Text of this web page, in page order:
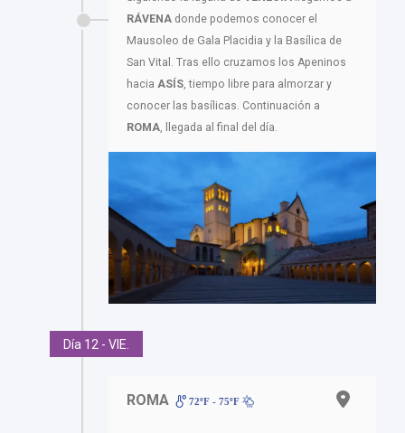
RÁVENA donde podemos conocer el
Mausoleo de Gala Placidia y la Basílica de
San Vital. Tras ello cruzamos los Apeninos
hacia ASÍS , tiempo libre para almorzar y
conocer las basílicas. Continuación a
ROMA , llegada al final del día.
Día 12 - VIE.
ROMA 72ºF - 75ºF